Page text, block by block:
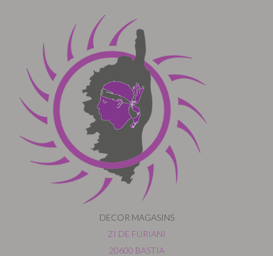
DECOR MAGASINS
ZI DE FURIANI
20600 BASTIA